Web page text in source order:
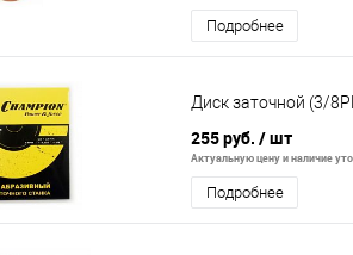
Подробнее
Диск заточной (3/
255 руб. / шт
Актуальную цену и наличие
Подробнее